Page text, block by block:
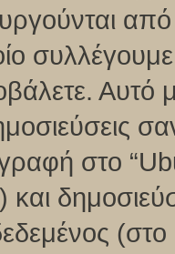
Αυτό
στο
και
(στο